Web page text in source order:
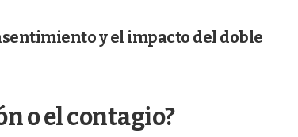
y el impacto del doble
o el contagio?